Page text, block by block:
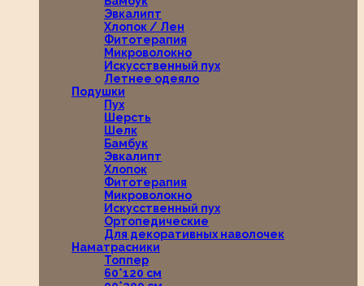
Эвкалипт
Хлопок / Лен
Фитотерапия
Микроволокно
Искусственный пух
Летнее одеяло
Подушки
Пух
Шерсть
Шелк
Бамбук
Эвкалипт
Хлопок
Фитотерапия
Микроволокно
Искусственный пух
Ортопедические
Для декоративных наволочек
Наматрасники
Топпер
60*120 см